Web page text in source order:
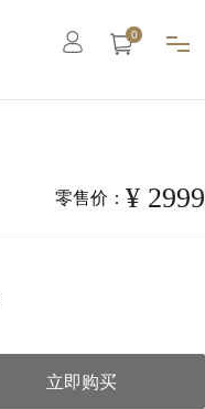
0
零售价： ¥ 2999
立即购买